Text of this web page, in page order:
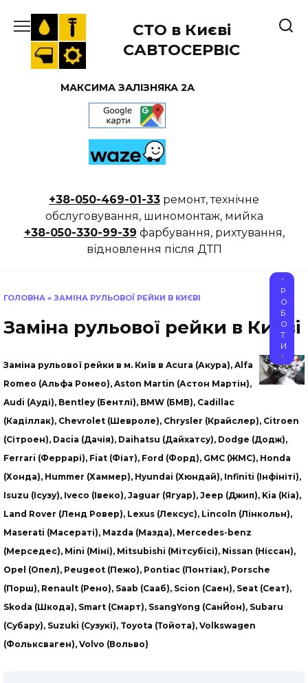
до
вмісту
СТО в Києві
САВТОСЕРВІС
МАКСИМА ЗАЛІЗНЯКА 2А
+38-050-469-01-33 ремонт, технічне
обслуговування, шиномонтаж, мийка
+38-050-330-99-39 фарбування, рихтування,
відновлення після ДТП
ГОЛОВНА » ЗАМІНА РУЛЬОВОЇ РЕЙКИ В КИЄВІ
Заміна рульової рейки в Києві
Р
О
Б
О
Т
И
Заміна рульової рейки в м. Київ в Acura (Акура), Alfa
Romeo (Альфа Ромео), Aston Martin (Астон Мартін),
Audi (Ауді), Bentley (Бентлі), BMW (БМВ), Cadillac
(Каділлак), Chevrolet (Шевроле), Chrysler (Крайслер), Citroen
(Сітроен), Dacia (Дачія), Daihatsu (Дайхатсу), Dodge (Додж),
Ferrari (Феррарі), Fiat (Фіат), Ford (Форд), GMC (ЖМС), Honda
(Хонда), Hummer (Хаммер), Hyundai (Хюндай), Infiniti (Інфініті),
Isuzu (Ісузу), Iveco (Івеко), Jaguar (Ягуар), Jeep (Джип), Kia (Кіа),
Land Rover (Ленд Ровер), Lexus (Лексус), Lincoln (Лінкольн),
Maserati (Масераті), Mazda (Мазда), Mercedes-benz
(Мерседес), Mini (Міні), Mitsubishi (Мітсубісі), Nissan (Ніссан),
Opel (Опел), Peugeot (Пежо), Pontiac (Понтіак), Porsche
(Порш), Renault (Рено), Saab (Сааб), Scion (Саен), Seat (Сеат),
Skoda (Шкода), Smart (Смарт), SsangYong (СанЙон), Subaru
(Субару), Suzuki (Сузукі), Toyota (Тойота), Volkswagen
(Фольксваген), Volvo (Вольво)